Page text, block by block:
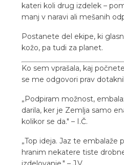
kateri koli drug izdelek –
manj v naravi ali mešanih
Postanete del ekipe, ki
kožo, pa tudi za planet.
Ko sem vprašala, kaj
se me odgovori prav
„Podpiram možnost,
darila, ker je Zemlja samo
kolikor se da." – I.Č.
„Top ideja. Jaz te embalaže
hranim nekatere tiste